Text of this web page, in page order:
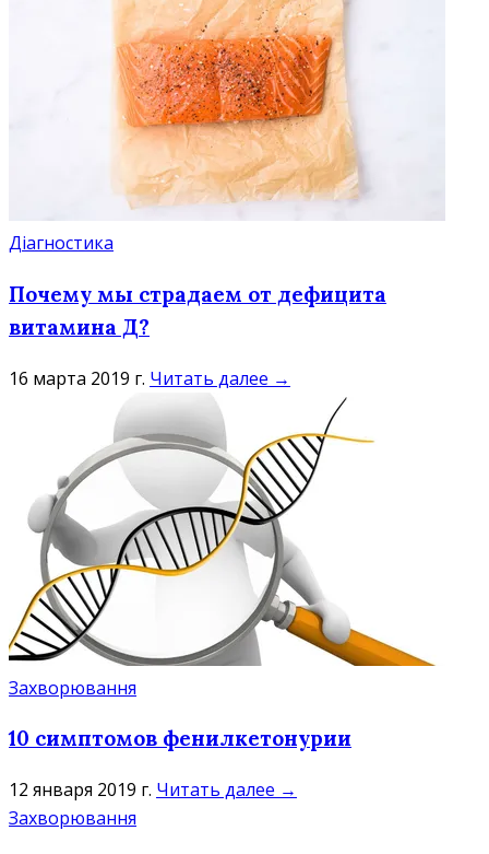
Діагностика
Почему мы страдаем от дефицита
витамина Д?
16 марта 2019 г. Читать далее →
Захворювання
10 симптомов фенилкетонурии
12 января 2019 г. Читать далее →
Захворювання